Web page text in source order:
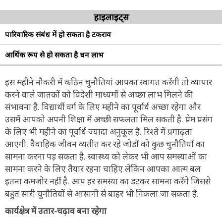
हाइलाइट्स
पारिवारिक संबंध में हो सकता है टकराव
आर्थिक रूप से हो सकता है धन लाभ
इस महीने नौकरी में कठिन चुनौतियां आपका स्वागत करेंगी तो व्यापार
करने वाले जातकों को विदेशी माध्यमों से अच्छा लाभ मिलने की
संभावना है. विद्यार्थी वर्ग के लिए महीने का पूर्वार्ध अच्छा रहेगा और
उसमें आपको अपनी शिक्षा में अच्छी सफलता मिल सकती है. प्रेम प्रसंग
के लिए भी महीने का पूर्वार्ध ज्यादा अनुकूल है. रिश्ते में प्रगाढ़ता
आएगी. वैवाहिक जीवन व्यतीत कर रहे जोडों को कुछ चुनौतियों का
सामना करना पड़ सकता है. स्वास्थ्य को लेकर भी आप समस्याओं का
सामना करने के लिए तैयार रहना चाहिए लेकिन आपका आत्म बल
इतना कमजोर नहीं है. आप हर समस्या का डटकर सामना करेंगे जिससे
बहुत सारी चुनौतियों से आसानी से बाहर भी निकला जा सकता है.
कार्यक्षेत्र में उतार-चढ़ाव बना रहेगा